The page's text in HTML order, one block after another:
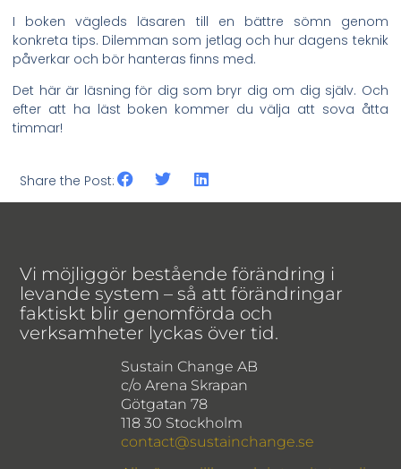
I boken vägleds läsaren till en bättre sömn genom
konkreta tips. Dilemman som jetlag och hur dagens teknik
påverkar och bör hanteras finns med.
Det här är läsning för dig som bryr dig om dig själv. Och
efter att ha läst boken kommer du välja att sova åtta
timmar!
Share the Post:
Vi möjliggör bestående förändring i
levande system – så att förändringar
faktiskt blir genomförda och
verksamheter lyckas över tid.
Sustain Change AB
c/o Arena Skrapan
Götgatan 78
118 30 Stockholm
contact@sustainchange.se